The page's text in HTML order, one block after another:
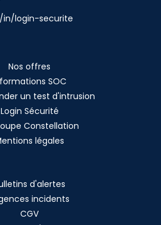
/in/login-securite
Nos offres
SOC
un test d'intrusion
Login Sécurité
Constellation
légales
d'alertes
incidents
CGV